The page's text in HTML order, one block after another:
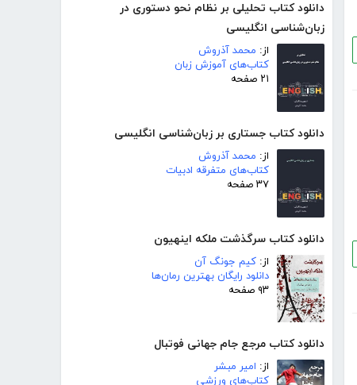
دانلود کتاب تحلیلی بر نظام نحو دستوری در
زبان‌شناسی انگلیسی
از: محمد آذروش
کتاب‌های آموزش زبان
۲۱ صفحه
دانلود کتاب جستاری بر زبان‌شناسی انگلیسی
از: محمد آذروش
کتاب‌های متفرقه ادبیات
۳۷ صفحه
دانلود کتاب سرگذشت ملکه اینهیون
از: کیم جونگ آن
دانلود رایگان بهترین رمان‌ها
۹۳ صفحه
دانلود کتاب مرجع جام جهانی فوتبال
از: امیر مبشر
کتاب‌های ورزشی